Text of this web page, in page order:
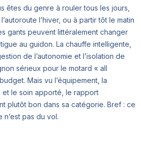
êtes du genre à rouler tous les jours,
l’hiver, ou à partir tôt le matin
gants peuvent littéralement changer
au guidon. La chauffe intelligente,
de l’autonomie et l’isolation de
sérieux pour le motard « all
Mais vu l’équipement, la
le soin apporté, le rapport
plutôt bon dans sa catégorie. Bref : ce
n’est pas du vol.